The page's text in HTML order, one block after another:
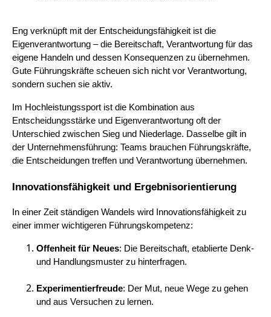
Eng verknüpft mit der Entscheidungsfähigkeit ist die
Eigenverantwortung – die Bereitschaft, Verantwortung für das
eigene Handeln und dessen Konsequenzen zu übernehmen.
Gute Führungskräfte scheuen sich nicht vor Verantwortung,
sondern suchen sie aktiv.
Im Hochleistungssport ist die Kombination aus
Entscheidungsstärke und Eigenverantwortung oft der
Unterschied zwischen Sieg und Niederlage. Dasselbe gilt in
der Unternehmensführung: Teams brauchen Führungskräfte,
die Entscheidungen treffen und Verantwortung übernehmen.
Innovationsfähigkeit und Ergebnisorientierung
In einer Zeit ständigen Wandels wird Innovationsfähigkeit zu
einer immer wichtigeren Führungskompetenz:
Offenheit für Neues: Die Bereitschaft, etablierte Denk-
und Handlungsmuster zu hinterfragen.
Experimentierfreude: Der Mut, neue Wege zu gehen
und aus Versuchen zu lernen.